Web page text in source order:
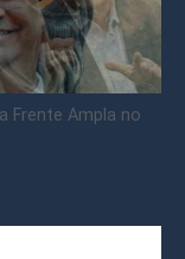
Frente Ampla no